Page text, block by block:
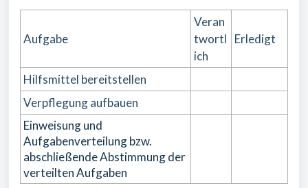
Aufgabe
Veran
twortl
ich
Erledigt
Hilfsmittel bereitstellen
Verpflegung aufbauen
Einweisung und
Aufgabenverteilung bzw.
abschließende Abstimmung der
verteilten Aufgaben